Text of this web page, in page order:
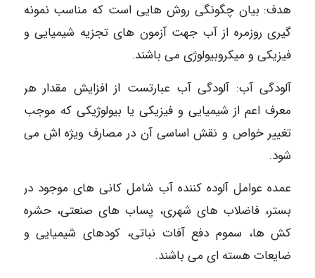
هدف: بیان چگونگی روش هایی است که مناسب نمونه
گیری روزمره از آب جهت آزمون های تجزیه شیمیایی و
فیزیکی و میکروبیولوژی می باشند.
آلودگی آب: آلودگی آب عبارتست از افزایش مقدار هر
معرف اعم از شیمیایی و فیزیکی یا بیولوژیکی که موجب
تغییر خواص و نقش اساسی آن در مصارف ویژه اش می
شود.
عمده عوامل آلوده کننده آب شامل کانی های موجود در
بستر، فاضلاب های شهری، پساب های صنعتی، حشره
کش ها، سموم دفع آفات نباتی، کودهای شیمیایی و
ضایعات هسته ای می باشند.